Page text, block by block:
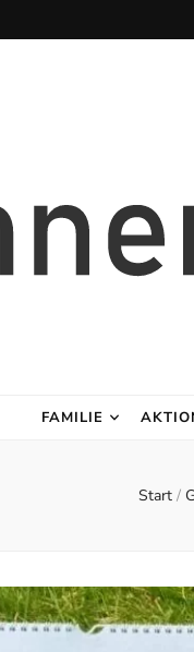
FAMILIE
Start /